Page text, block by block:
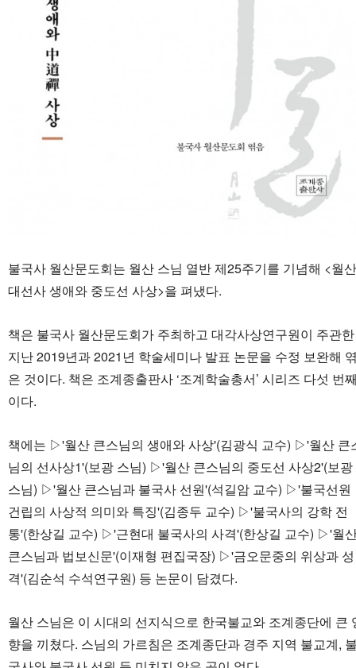
불국사 월산문도회는 월산 스님 열반 제25주기를 기념해 <월산
대선사 생애와 중도선 사상>을 펴냈다.
책은 불국사 월산문도회가 주최하고 대각사상연구원이 주관한
지난 2019년과 2021년 학술세미나 발표 논문을 수정 보완해
은 것이다. 책은 조계종출판사 ‘조계학술총서’ 시리즈 다섯 번
이다.
책에는 ▷'월산 큰스님의 생애와 사상'(김광식 교수) ▷'월산 큰
님의 선사상1'(보광 스님) ▷'월산 큰스님의 중도선 사상2'(보광
스님) ▷'월산 큰스님과 불국사 선원'(석길암 교수) ▷'불국선원
건립의 사상적 의미와 특징'(김종두 교수) ▷'불국사의 강학 전
통'(한상길 교수) ▷'근현대 불국사의 사격'(한상길 교수) ▷'월
큰스님과 법보신문'(이재형 편집국장) ▷'금오문중의 위상과 성
격'(김순석 수석연구원) 등 논문이 담겼다.
월산 스님은 이 시대의 선지식으로 한국불교와 조계종단에 큰
향을 끼쳤다. 스님의 가르침은 조계종단과 경주 지역 불교계,